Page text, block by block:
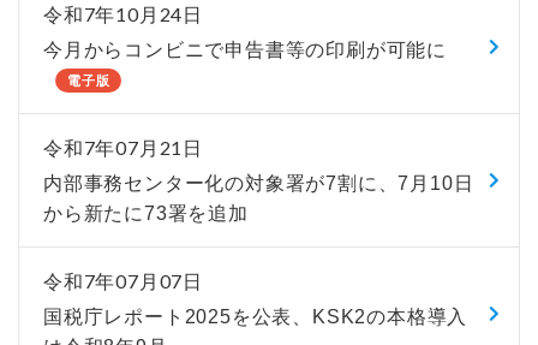
令和7年10月24日
今月からコンビニで申告書等の印刷が可能に
電子版
令和7年07月21日
内部事務センター化の対象署が7割に、7月10日
から新たに73署を追加
令和7年07月07日
国税庁レポート2025を公表、KSK2の本格導入